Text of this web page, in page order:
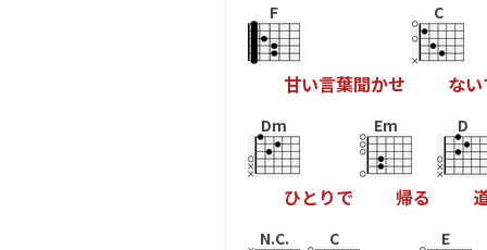
F
甘い言葉聞かせ
C
ない
Dm
ひと りで
Em
帰る
D
N.C. C E